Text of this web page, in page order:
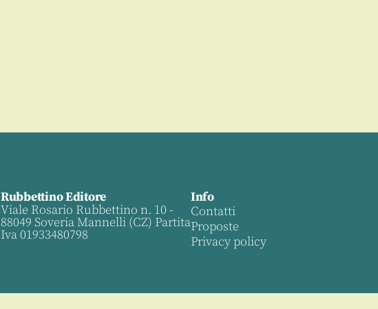
Rubbettino Editore
Viale Rosario Rubbettino n. 10 -
88049 Soveria Mannelli (CZ) Partita
Iva 01933480798
Info
Contatti
Proposte
Privacy policy